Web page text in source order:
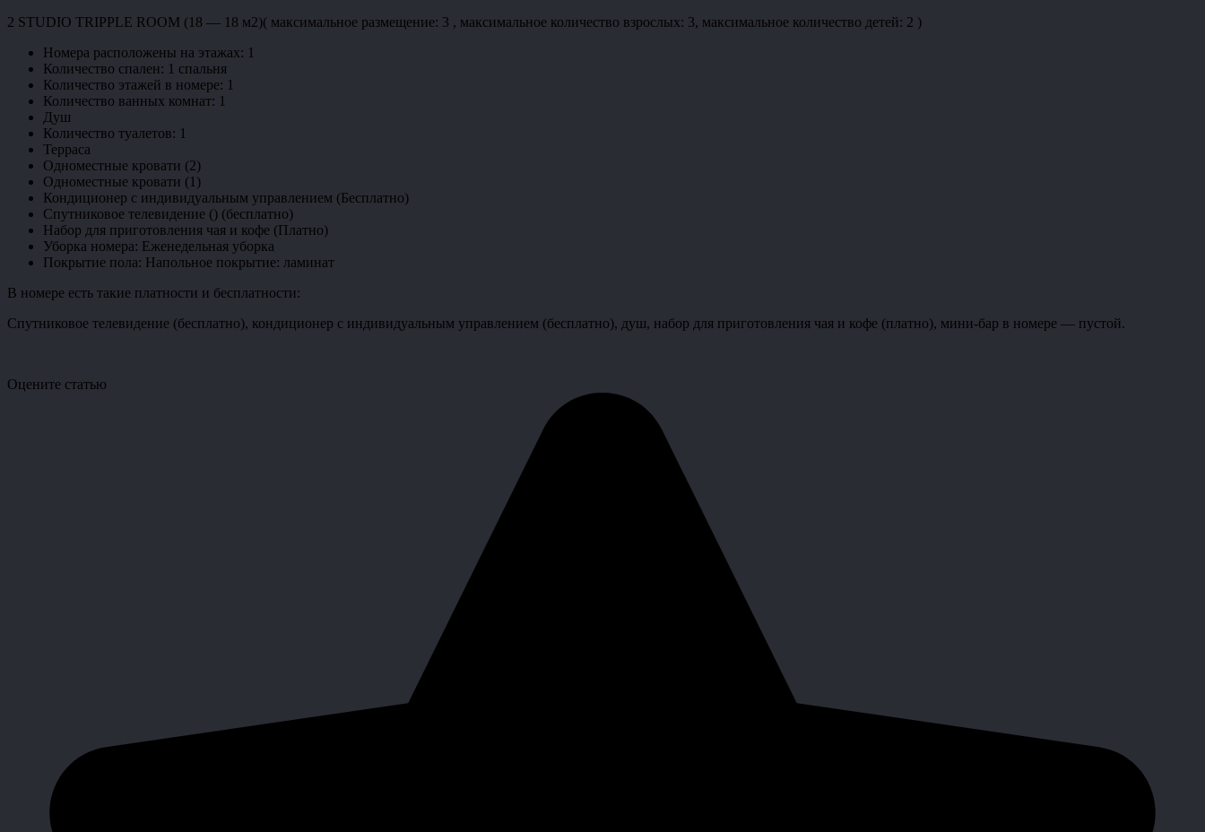
2 STUDIO TRIPPLE ROOM (18 — 18 м2)( максимальное размещение: 3 , максимальное количество взрослых: 3, максимальное количество детей: 2 )
Номера расположены на этажах: 1
Количество спален: 1 спальня
Количество этажей в номере: 1
Количество ванных комнат: 1
Душ
Количество туалетов: 1
Терраса
Одноместные кровати (2)
Одноместные кровати (1)
Кондиционер с индивидуальным управлением (Бесплатно)
Спутниковое телевидение () (бесплатно)
Набор для приготовления чая и кофе (Платно)
Уборка номера: Еженедельная уборка
Покрытие пола: Напольное покрытие: ламинат
В номере есть такие платности и бесплатности:
Спутниковое телевидение (бесплатно), кондиционер с индивидуальным управлением (бесплатно), душ, набор для приготовления чая и кофе (платно), мини-бар в номере — пустой.
Оцените статью